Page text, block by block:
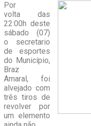
Por
volta das
22:00h deste
sábado (07)
o secretario
de esportes
do Município,
Braz
Amaral, foi
alvejado com
três tiros de
revolver por
um elemento